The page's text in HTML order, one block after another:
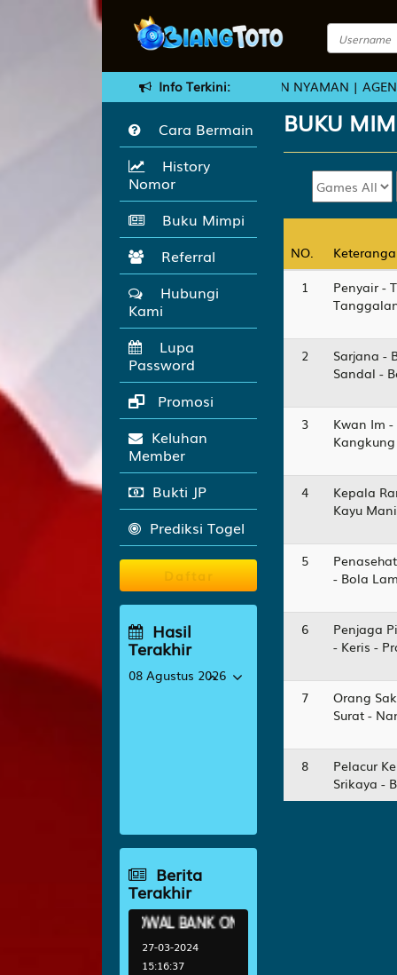
Info Terkini:
BERMAIN YANG AMAN DAN NYAMAN | AGEN TOGEL DAN
Cara Bermain
History
Nomor
Buku Mimpi
Referral
Hubungi
Kami
Lupa
Password
Promosi
Keluhan
Member
Bukti JP
Prediksi Togel
Daftar
Hasil
Terakhir
08 Agustus 2026
7048
Berita
Terakhir
* JADWAL BANK ONLINE *
27-03-2024
15:16:37
BUKU
NO.
NO.
1
Penyair -
2
Sarjana -
Sandal -
3
Kwan Im
4
Kepala
Kayu
5
- Bola
6
Penjaga
- Keris -
7
Orang
Surat -
8
Pelacur
Srikaya -